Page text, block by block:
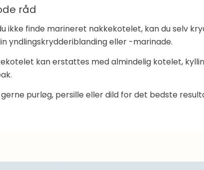
råd
ikke finde marineret nakkekotelet, kan du selv
yndlingskrydderiblanding eller -marinade.
kan erstattes med almindelig kotelet,
gerne purløg, persille eller dild for det bedste